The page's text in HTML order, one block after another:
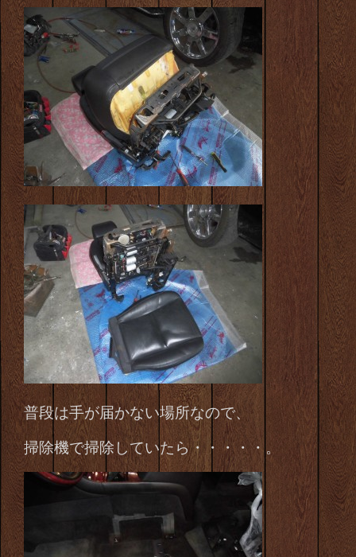
普段は手が届かない場所なので、
掃除機で掃除していたら・・・・・。